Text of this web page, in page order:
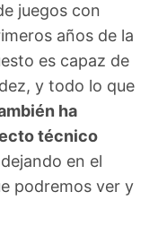
juegos con
años de la
es capaz de
y todo lo que
ha
técnico
dejando en el
podremos ver y